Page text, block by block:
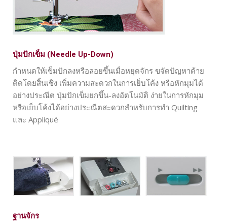
ปุ่มปักเข็ม (Needle Up-Down)
กำหนดให้เข็มปักลงหรือลอยขึ้นเมื่อหยุดจักร ขจัดปัญหาด้าย
ติดโดยสิ้นเชิง เพิ่มความสะดวกในการเย็บโค้ง หรือหักมุมได้
อย่างประณีต ปุ่มปักเข็มยกขึ้น-ลงอัตโนมัติ ง่ายในการหักมุม
หรือเย็บโค้งได้อย่างประณีตสะดวกสำหรับการทำ Quilting
และ Appliqué
ฐานจักร